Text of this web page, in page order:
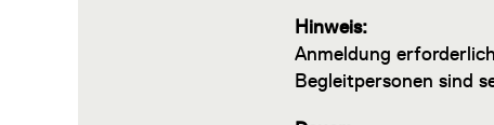
Hinweis:
Anmeldung
Begleitpersonen sind